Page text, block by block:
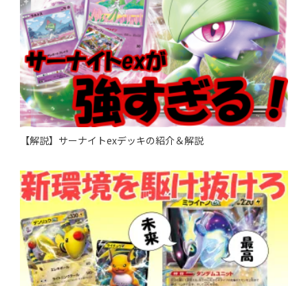
【解説】サーナイトexデッキの紹介＆解説